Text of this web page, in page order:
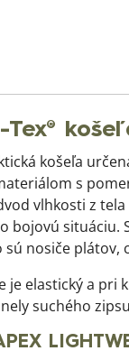
Tex®
košeľa
s
vlhkosti z
bojovú situáciu.
sú nosiče plátov,
je elastický a pri
suchého